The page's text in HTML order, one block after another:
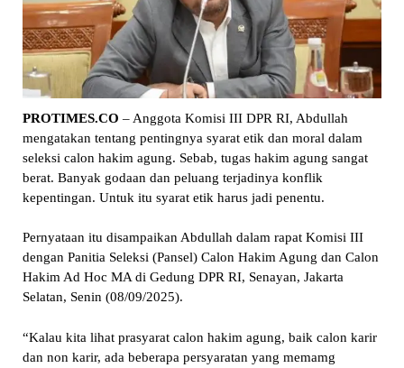
PROTIMES.CO – Anggota Komisi III DPR RI, Abdullah
mengatakan tentang pentingnya syarat etik dan moral dalam
seleksi calon hakim agung. Sebab, tugas hakim agung sangat
berat. Banyak godaan dan peluang terjadinya konflik
kepentingan. Untuk itu syarat etik harus jadi penentu.
Pernyataan itu disampaikan Abdullah dalam rapat Komisi III
dengan Panitia Seleksi (Pansel) Calon Hakim Agung dan Calon
Hakim Ad Hoc MA di Gedung DPR RI, Senayan, Jakarta
Selatan, Senin (08/09/2025).
“Kalau kita lihat prasyarat calon hakim agung, baik calon karir
dan non karir, ada beberapa persyaratan yang memamg